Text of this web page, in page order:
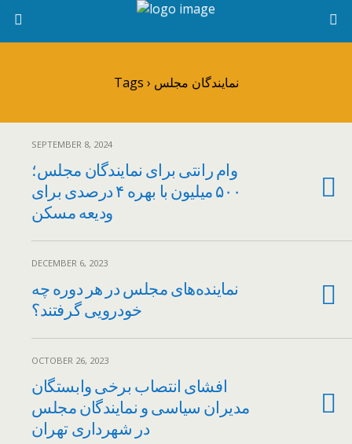
Tags › نمایندگان مجلس
SEPTEMBER 8, 2024
وام رانتی برای نمایندگان مجلس؛
۵۰۰ میلیون با بهره ۴ درصدی برای
ودیعه مسکن
DECEMBER 6, 2023
نماینده‌های مجلس در هر دوره چه
خودرویی گرفتند؟
OCTOBER 26, 2023
افشای انتصاب برخی وابستگان
مدیران سیاسی و نمایندگان مجلس
در شهرداری تهران